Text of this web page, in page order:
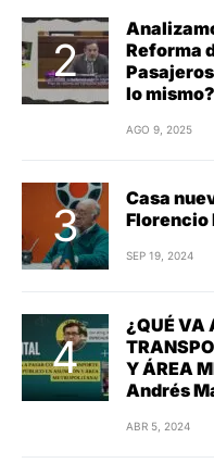
Reforma
lo mismo?
AGO 9, 2025
Casa
Florencio
SEP 19, 2024
¿QUÉ VA
Y ÁREA
Andrés
ABR 5, 2024